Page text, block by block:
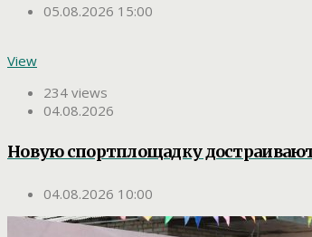
05.08.2026 15:00
View
234 views
04.08.2026
Новую спортплощадку
04.08.2026 10:00